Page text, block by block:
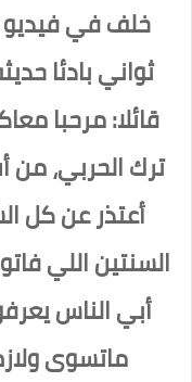
خلف في
ثواني بادئا
قائلا: مرحبا
ترك الحربي، من
أعتذر عن كل
السنتين اللي
أبي الناس
ماتسوى